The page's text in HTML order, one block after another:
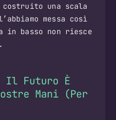
costruito una scala
messa così
basso non riesce
Il Futuro È
Mani (Per